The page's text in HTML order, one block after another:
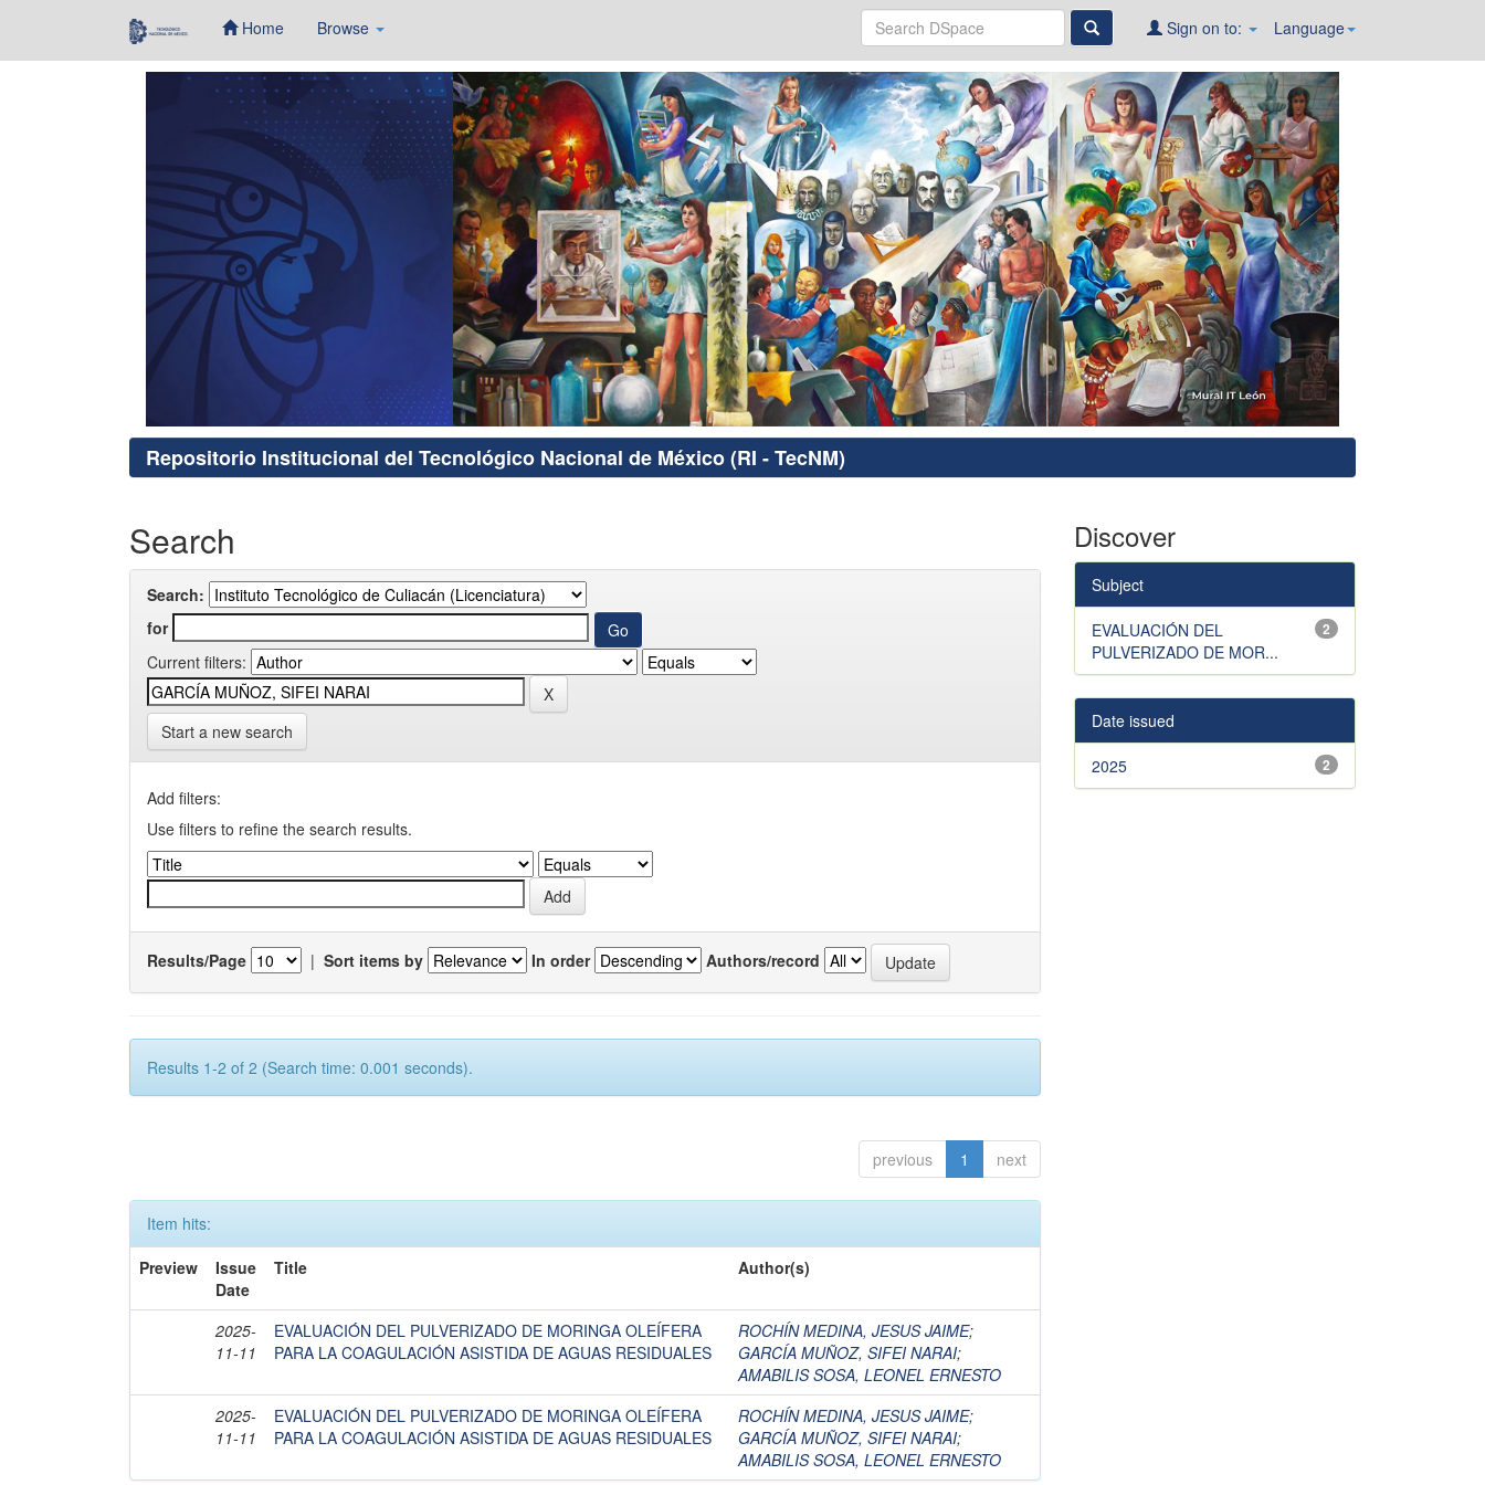
Home Browse Language
Sign on to:
Repositorio Institucional del Tecnológico Nacional de México (RI - TecNM)
Search
Search:
for
Current filters:
Start a new search
Add filters:
Use filters to refine the search results.
Results/Page | Sort items by In order Authors/record
Results 1-2 of 2 (Search time: 0.001 seconds).
previous 1 next
Item hits:
Preview
Issue
Date
Title Author(s)
2025-
11-11
EVALUACIÓN DEL PULVERIZADO DE MORINGA OLEÍFERA
PARA LA COAGULACIÓN ASISTIDA DE AGUAS RESIDUALES
ROCHÍN MEDINA, JESUS JAIME;
GARCÍA MUÑOZ, SIFEI NARAI;
AMABILIS SOSA, LEONEL ERNESTO
2025-
11-11
EVALUACIÓN DEL PULVERIZADO DE MORINGA OLEÍFERA
PARA LA COAGULACIÓN ASISTIDA DE AGUAS RESIDUALES
ROCHÍN MEDINA, JESUS JAIME;
GARCÍA MUÑOZ, SIFEI NARAI;
AMABILIS SOSA, LEONEL ERNESTO
Discover
Subject
2
EVALUACIÓN DEL
PULVERIZADO DE MOR...
Date issued
2
2025